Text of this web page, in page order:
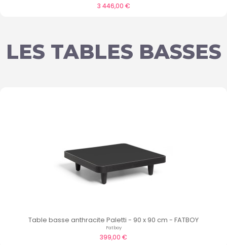
3 446,00 €
LES TABLES BASSES
Table basse anthracite Paletti - 90 x 90 cm - FATBOY
Fatboy
399,00 €